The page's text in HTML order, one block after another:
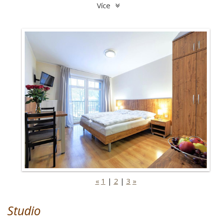
Více
« 1 | 2 | 3 »
Studio